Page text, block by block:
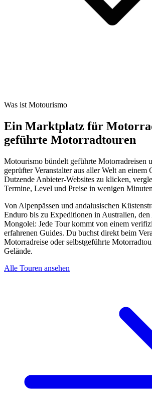
Was ist Motourismo
Ein Marktplatz für
geführte Motorradtouren
Motourismo bündelt geführte Motorradreisen
geprüfter Veranstalter aus aller Welt an einem
Dutzende Anbieter-Websites zu klicken,
Termine, Level und Preise in wenigen
Von Alpenpässen und andalusischen
Enduro bis zu Expeditionen in Australien, den
Mongolei: Jede Tour kommt von einem
erfahrenen Guides. Du buchst direkt beim
Motorradreise oder selbstgeführte
Gelände.
Alle Touren ansehen